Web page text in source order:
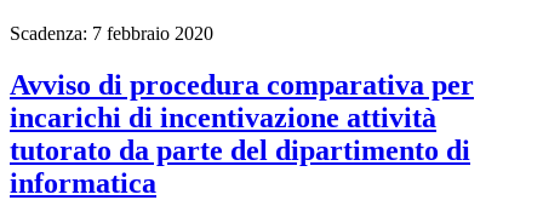
Scadenza: 7 febbraio 2020
Avviso di procedura comparativa per
incarichi di incentivazione attività
tutorato da parte del dipartimento di
informatica